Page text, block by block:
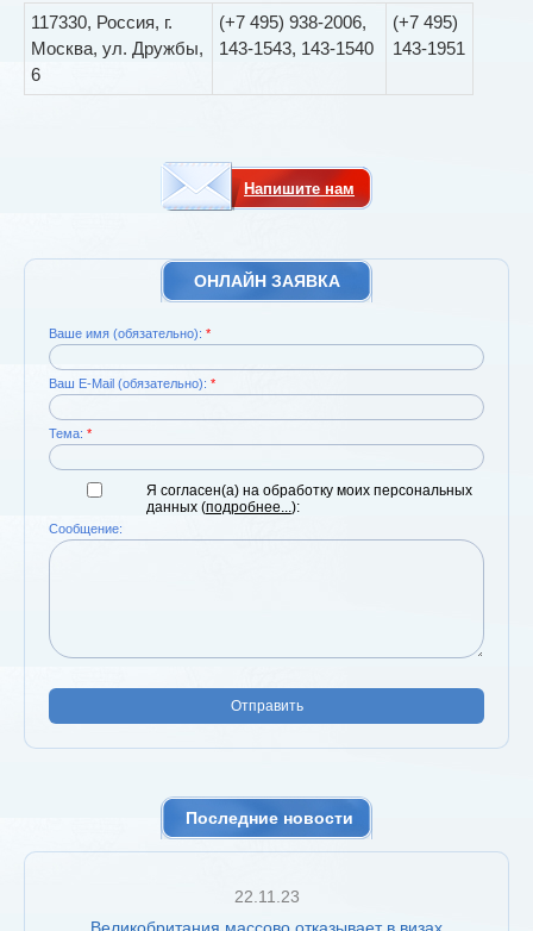
117330, Россия, г.
Москва, ул. Дружбы,
6
(+7 495) 938-2006,
143-1543, 143-1540
(+7 495)
143-1951
Напишите нам
ОНЛАЙН ЗАЯВКА
Ваше имя (обязательно): *
Ваш E-Mail (обязательно): *
Тема: *
Я согласен(а) на обработку моих персональных
данных (подробнее...):
Сообщение:
Отправить
Последние новости
22.11.23